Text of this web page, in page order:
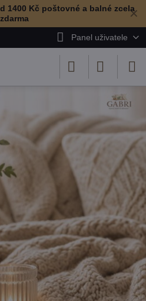
✕
1400 Kč poštovné a balné zcela
zdarma
Panel uživatele